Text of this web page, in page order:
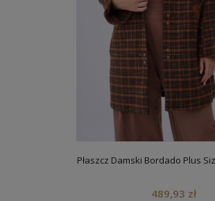
Płaszcz Damski Bordado Plus
489,93 zł